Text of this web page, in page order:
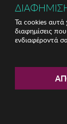
Τα cookies αυτά
διαφημίσεις
ενδιαφέροντά